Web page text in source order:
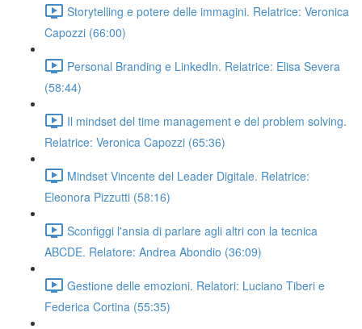
Storytelling e potere delle immagini. Relatrice: Veronica
Capozzi (66:00)
Personal Branding e LinkedIn. Relatrice: Elisa Severa
(58:44)
Il mindset del time management e del problem solving.
Relatrice: Veronica Capozzi (65:36)
Mindset Vincente del Leader Digitale. Relatrice:
Eleonora Pizzutti (58:16)
Sconfiggi l'ansia di parlare agli altri con la tecnica
ABCDE. Relatore: Andrea Abondio (36:09)
Gestione delle emozioni. Relatori: Luciano Tiberi e
Federica Cortina (55:35)